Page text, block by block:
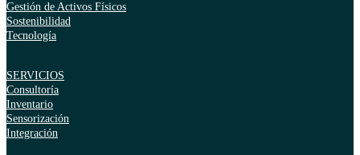
Gestión de Activos Físicos
Sostenibilidad
Tecnología
SERVICIOS
Consultoría
Inventario
Sensorización
Integración